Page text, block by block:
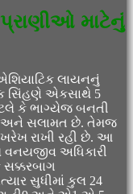
માટેનું
લાયનનું
સિંહણે એકસાથે 5
કે ભાગ્યેજ બનતી
અને સલામત છે. તેમજ
રાખી રહી છે. આ
અધિકારી
સુધીમાં કુલ 24